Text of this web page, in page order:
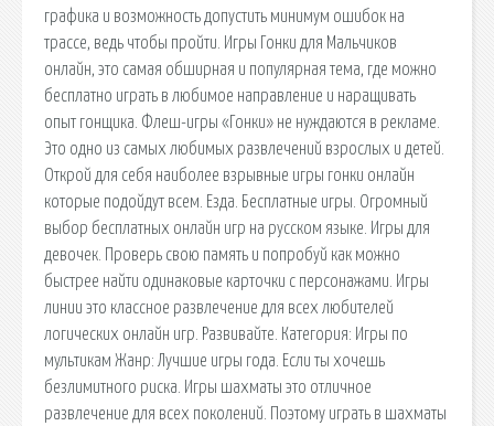
графика и возможность допустить минимум ошибок на
трассе, ведь чтобы пройти. Игры Гонки для Мальчиков
онлайн, это самая обширная и популярная тема, где можно
бесплатно играть в любимое направление и наращивать
опыт гонщика. Флеш-игры «Гонки» не нуждаются в рекламе.
Это одно из самых любимых развлечений взрослых и детей.
Открой для себя наиболее взрывные игры гонки онлайн
которые подойдут всем. Езда. Бесплатные игры. Огромный
выбор бесплатных онлайн игр на русском языке. Игры для
девочек. Проверь свою память и попробуй как можно
быстрее найти одинаковые карточки с персонажами. Игры
линии это классное развлечение для всех любителей
логических онлайн игр. Развивайте. Категория: Игры по
мультикам Жанр: Лучшие игры года. Если ты хочешь
безлимитного риска. Игры шахматы это отличное
развлечение для всех поколений. Поэтому играть в шахматы